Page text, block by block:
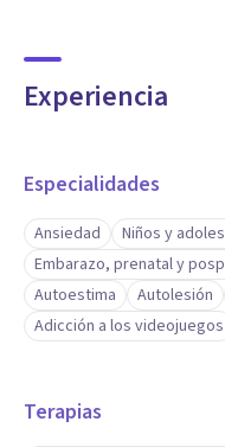
Experiencia
Especialidades
Ansiedad Niños y
Embarazo, prenatal y
Autoestima
Autolesión
Adicción a los videojuegos
Terapias